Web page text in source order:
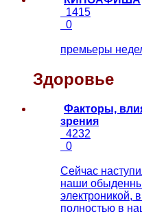
1415
0
премьеры
Здоровье
Факторы,
зрения
4232
0
Сейчас
наши
электроникой,
полностью в